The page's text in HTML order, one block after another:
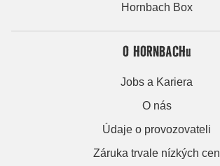
Hornbach Box
O HORNBACHu
Jobs a Kariera
O nás
Údaje o provozovateli
Záruka trvale nízkých cen